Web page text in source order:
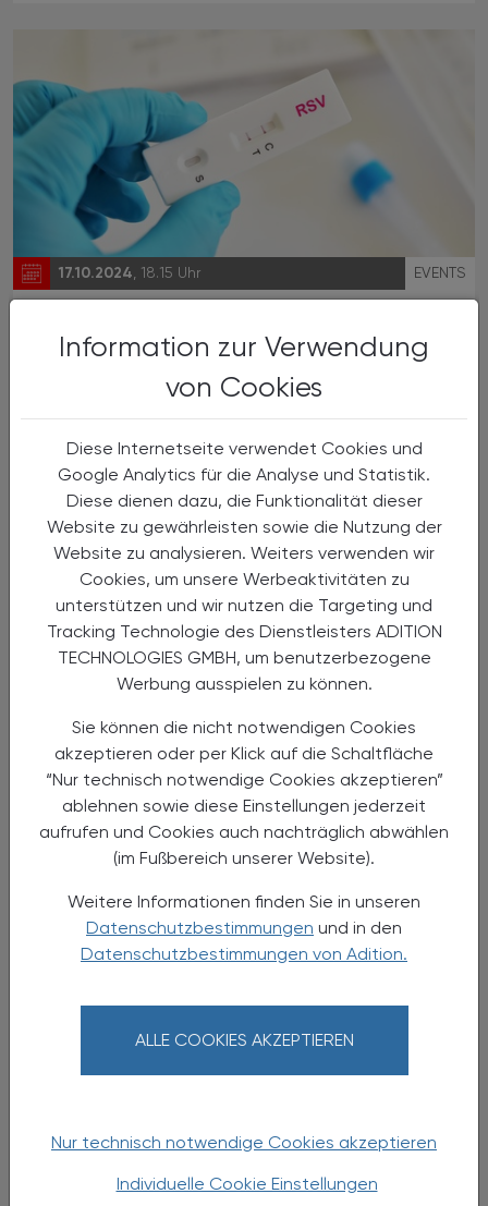
Information zur Verwendung
von Cookies
Diese Internetseite verwendet Cookies und
Google Analytics für die Analyse und Statistik.
Diese dienen dazu, die Funktionalität dieser
Website zu gewährleisten sowie die Nutzung der
Website zu analysieren. Weiters verwenden wir
Cookies, um unsere Werbeaktivitäten zu
unterstützen und wir nutzen die Targeting und
Tracking Technologie des Dienstleisters ADITION
TECHNOLOGIES GMBH, um benutzerbezogene
Werbung ausspielen zu können.
Sie können die nicht notwendigen Cookies
akzeptieren oder per Klick auf die Schaltfläche
“Nur technisch notwendige Cookies akzeptieren”
ablehnen sowie diese Einstellungen jederzeit
aufrufen und Cookies auch nachträglich abwählen
(im Fußbereich unserer Website).
Weitere Informationen finden Sie in unseren
Datenschutzbestimmungen und in den
Datenschutzbestimmungen von Adition.
ALLE COOKIES AKZEPTIEREN
Nur technisch notwendige Cookies akzeptieren
Individuelle Cookie Einstellungen
17.10.2024, 18.15 Uhr EVENTS
Das winterliche Triumvirat
Wie gefährlich sind das RS-Virus,
Pneumokokken und COVID-19?
17.10.2024, 9.00 bis 17.00 Uhr EVENTS
Effektive Kommunikation – Beratung
gestalten, Anerkennung genießen,
Umsatz ernten
17.10.2024, von 19:00 bis 20:00 Uhr